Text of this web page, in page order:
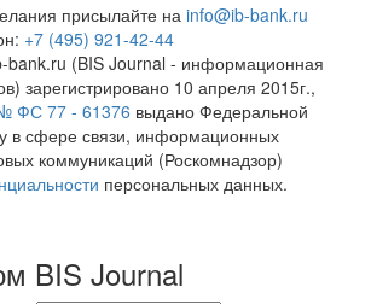
присылайте на info@ib-bank.ru
+7 (495) 921-42-44
bank.ru (BIS Journal - информационная
зарегистрировано 10 апреля 2015г.,
ФС 77 - 61376 выдано Федеральной
в сфере связи, информационных
коммуникаций (Роскомнадзор)
персональных данных.
BIS Journal